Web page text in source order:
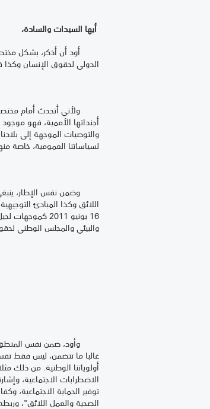
أيها السيدات والسادة،
أود أن أذكر، بشكل
الدولي لحقوق الإنسان
ولأني أتحدث أمام
أجنداتها الأممية، فهو
والتوصيات الموجهة إلى
لسياساتنا العمومية، خاصة
وضمن نفس الإطار، ينبغي
اللائق وكذا المبادئ
16 يونيو
والبيئي والمجلس الوطني
غالبا ما تتضمن، ليس فقط
الصحية والعمل اللائق"، وربطه سنة 2012 بين العدالة الاجتماعية